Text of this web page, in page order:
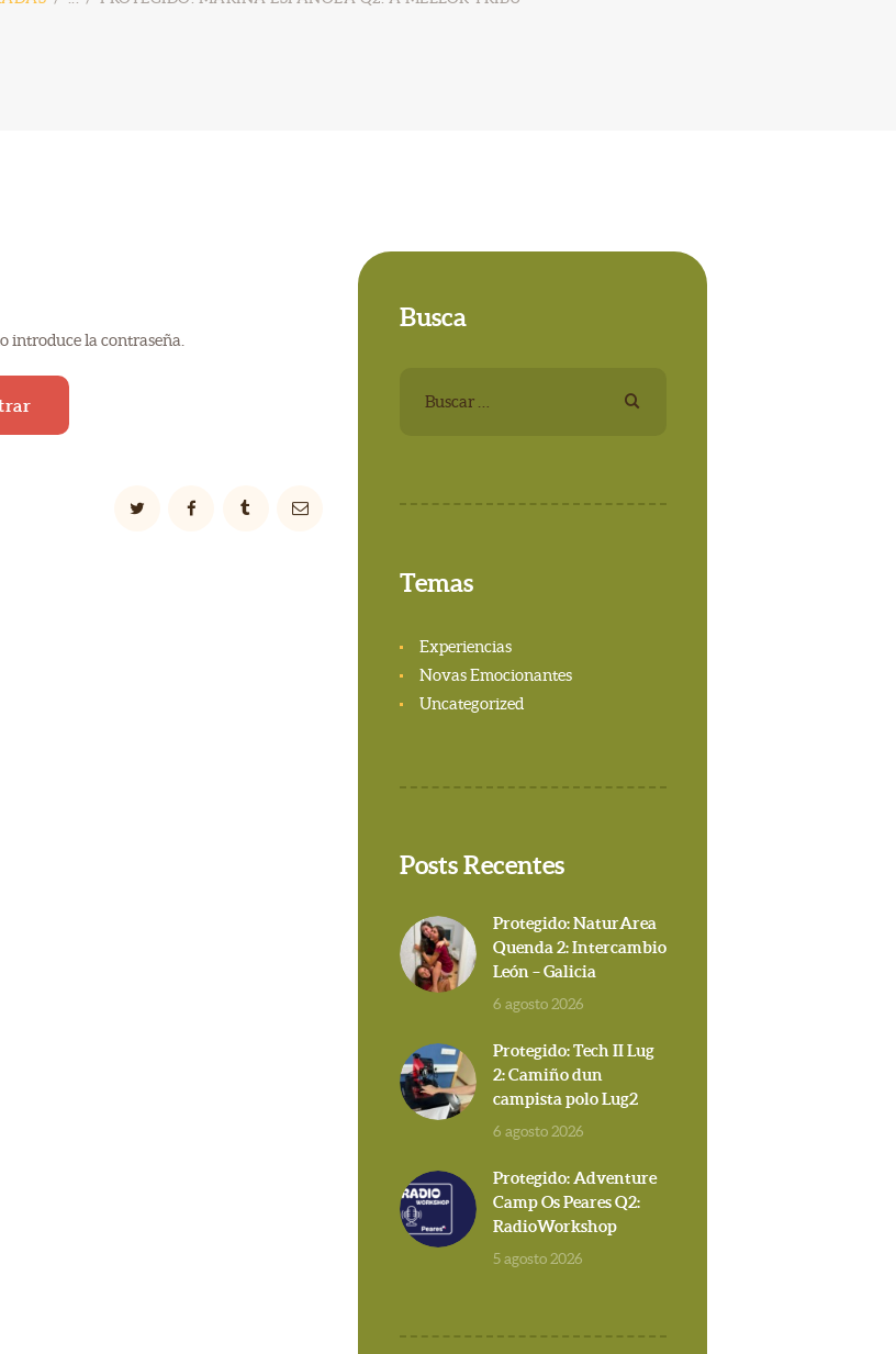
introduce la contraseña.
Busca
Temas
Experiencias
Novas Emocionantes
Uncategorized
Posts Recentes
Protegido: NaturArea
Quenda 2: Intercambio
León – Galicia
6 agosto 2026
Protegido: Tech II Lug
2: Camiño dun
campista polo Lug2
6 agosto 2026
Protegido: Adventure
Camp Os Peares Q2:
RadioWorkshop
5 agosto 2026